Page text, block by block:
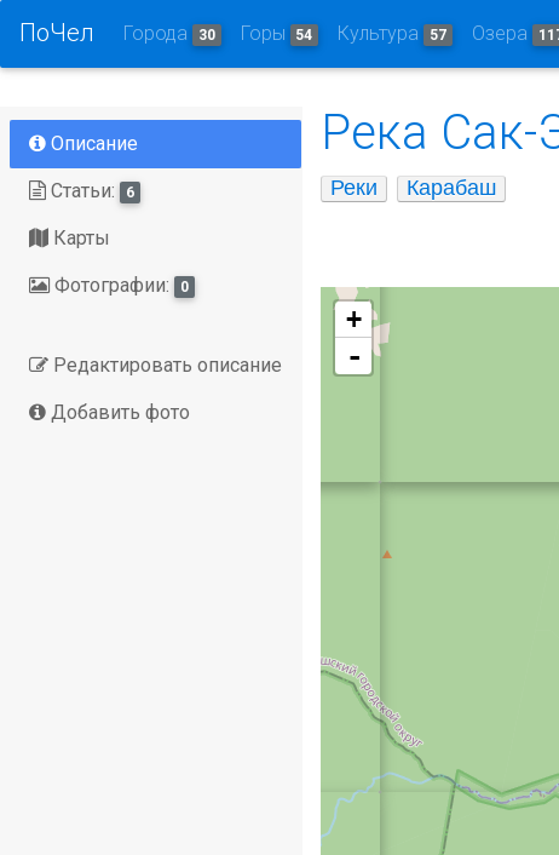
ПоЧел Города 30 Горы 54 Культура 57 Озера
Описание
Статьи: 6
Карты
Фотографии: 0
Редактировать описание
Добавить фото
Река Сак-
Реки Карабаш
+
-